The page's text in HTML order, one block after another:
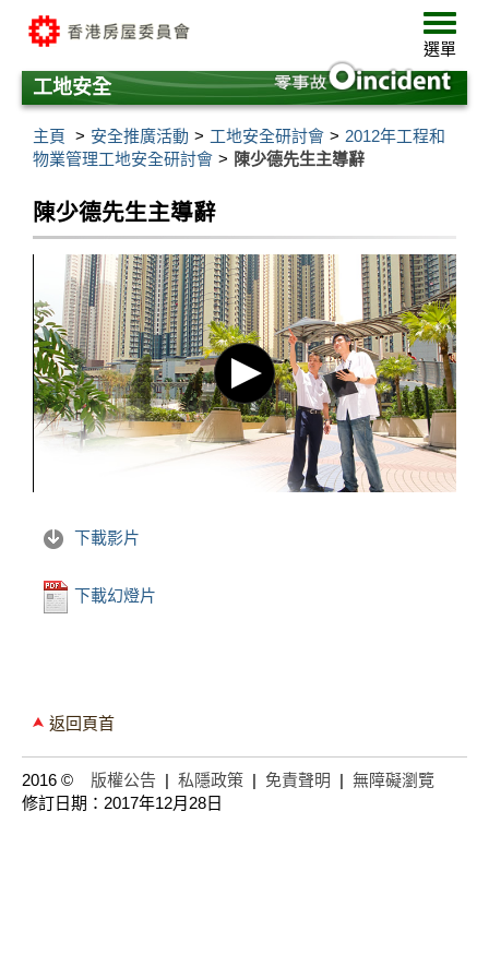
要
內
選
單
選單
工地安全
主頁 安全推廣活動 工地安全研討會
2012年工程和
物業管理工地安全研討會
陳少德先生主導辭
陳少德先生主導辭
下載影片
下載幻燈片
返回頁首
2016 © 版權公告 | 私隱政策 | 免責聲明 | 無障礙瀏覽
修訂日期：2017年12月28日